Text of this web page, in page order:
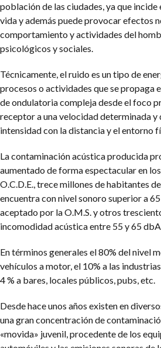
Matriz Profesional
población de las ciudades, ya que incide
vida y además puede provocar efectos
comportamiento y actividades del
psicológicos y sociales.
Técnicamente, el ruido es un tipo de
procesos o actividades que se propaga
de ondulatoria compleja desde el foco
receptor a una velocidad determinada y
intensidad con la distancia y el entorno
La contaminación acústica producida
aumentado de forma espectacular en
O.C.D.E., trece millones de habitantes
encuentra con nivel sonoro superior a
aceptado por la O.M.S. y otros
incomodidad acústica entre 55 y 65
En términos generales el 80% del nivel
vehículos a motor, el 10% a las
4 % a bares, locales públicos, pubs, etc.
Desde hace unos años existen en
una gran concentración de
«movida» juvenil, procedente de los